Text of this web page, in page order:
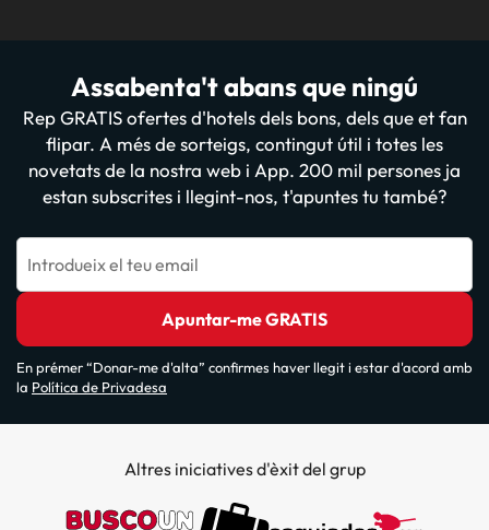
Assabenta't abans que ningú
Rep GRATIS ofertes d'hotels dels bons, dels que et fan
flipar. A més de sorteigs, contingut útil i totes les
novetats de la nostra web i App. 200 mil persones ja
estan subscrites i llegint-nos, t'apuntes tu també?
Introdueix el teu email
Apuntar-me GRATIS
En prémer “Donar-me d'alta” confirmes haver llegit i estar d'acord amb
la Política de Privadesa
Altres iniciatives d'èxit del grup